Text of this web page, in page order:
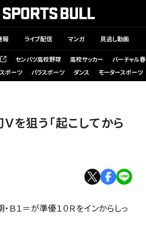
報 ライブ配信 マンガ 見逃し動画
センバツ高校野球 高校サッカー バーチャル
ポーツ パラスポーツ ダンス モータースポーツ
を狙う「起こしてから
Ｂ１＝が準優１０Ｒをインからしっ